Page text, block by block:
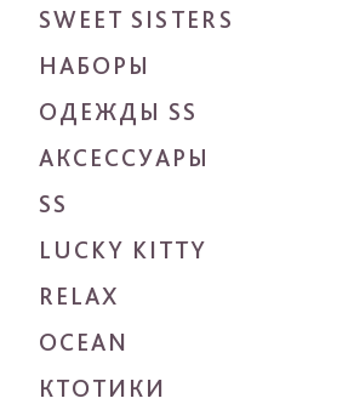
SWEET SISTERS
НАБОРЫ
ОДЕЖДЫ SS
АКСЕССУАРЫ
SS
LUCKY KITTY
RELAX
OCEAN
КТОТИКИ